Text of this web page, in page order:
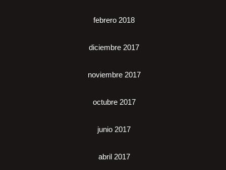
febrero 2018
diciembre 2017
noviembre 2017
octubre 2017
junio 2017
abril 2017